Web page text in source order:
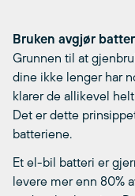
Bruken avgjør
Grunnen til at
dine ikke lenger har
klarer de allikevel
Det er dette
batteriene.
Et el-bil batteri er
levere mer enn 80%